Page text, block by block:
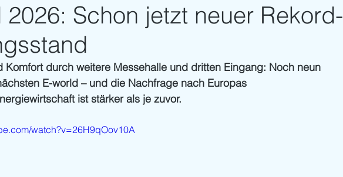
2026: Schon jetzt neuer Rekord-
Komfort durch weitere Messehalle und dritten Eingang: Noch neun
E-world – und die Nachfrage nach Europas
ist stärker als je zuvor.
watch?v=26H9qOov10A